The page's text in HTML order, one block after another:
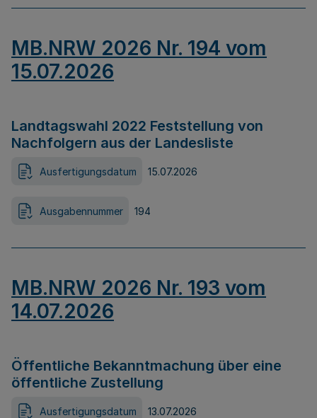
MB.NRW 2026 Nr. 194 vom
15.07.2026
Landtagswahl 2022 Feststellung von
Nachfolgern aus der Landesliste
Ausfertigungsdatum 15.07.2026
Ausgabennummer 194
MB.NRW 2026 Nr. 193 vom
14.07.2026
Öffentliche Bekanntmachung über eine
öffentliche Zustellung
Ausfertigungsdatum 13.07.2026